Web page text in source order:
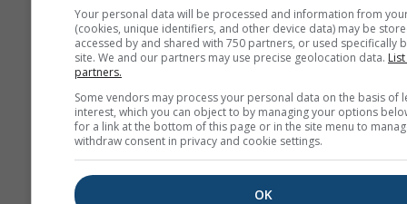
Термике
Your personal data will be processed and information from
(cookies, unique identifiers, and other device data) may be
accessed by and shared with 750 partners, or used specifically
site. We and our partners may use precise geolocation data.
partners.
Some vendors may process your personal data on the basis of
interest, which you can object to by managing your options
for a link at the bottom of this page or in the site menu to
withdraw consent in privacy and cookie settings.
OK